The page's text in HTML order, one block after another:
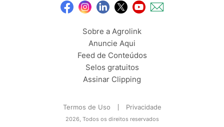
Sobre a Agrolink
Anuncie Aqui
Feed de Conteúdos
Selos gratuitos
Assinar Clipping
Termos de Uso Privacidade
2026, Todos os direitos reservados